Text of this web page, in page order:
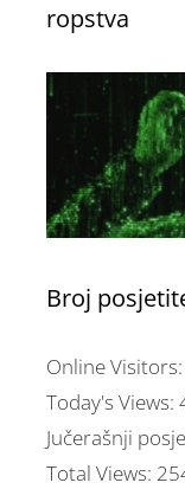
ropstva
Broj
Online Visitors:
Today's Views:
Jučerašnji
Total Views: